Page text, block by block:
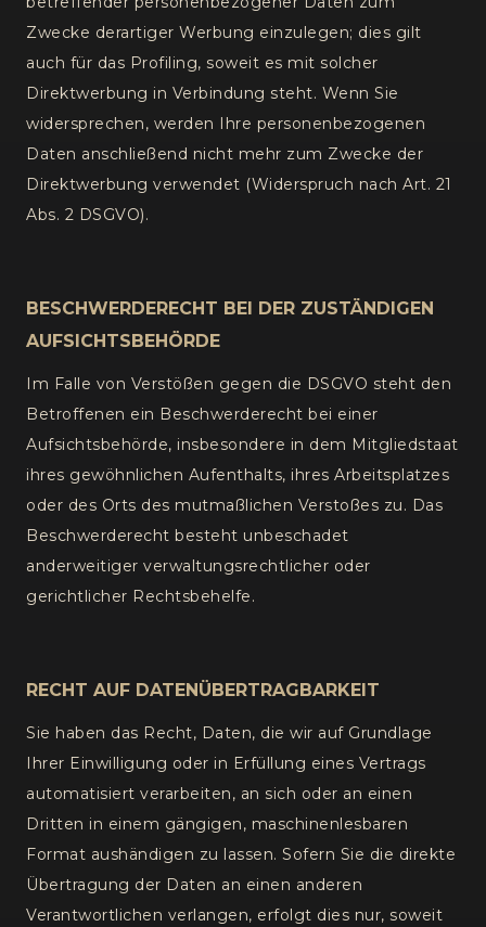
Zwecke derartiger Werbung einzulegen; dies gilt
auch für das Profiling, soweit es mit solcher
Direktwerbung in Verbindung steht. Wenn Sie
widersprechen, werden Ihre personenbezogenen
Daten anschließend nicht mehr zum Zwecke der
Direktwerbung verwendet (Widerspruch nach Art. 21
Abs. 2 DSGVO).
BESCHWERDERECHT BEI DER ZUSTÄNDIGEN
AUFSICHTSBEHÖRDE
Im Falle von Verstößen gegen die DSGVO steht den
Betroffenen ein Beschwerderecht bei einer
Aufsichtsbehörde, insbesondere in dem Mitgliedstaat
ihres gewöhnlichen Aufenthalts, ihres Arbeitsplatzes
oder des Orts des mutmaßlichen Verstoßes zu. Das
Beschwerderecht besteht unbeschadet
anderweitiger verwaltungsrechtlicher oder
gerichtlicher Rechtsbehelfe.
RECHT AUF DATENÜBERTRAGBARKEIT
Sie haben das Recht, Daten, die wir auf Grundlage
Ihrer Einwilligung oder in Erfüllung eines Vertrags
automatisiert verarbeiten, an sich oder an einen
Dritten in einem gängigen, maschinenlesbaren
Format aushändigen zu lassen. Sofern Sie die direkte
Übertragung der Daten an einen anderen
Verantwortlichen verlangen, erfolgt dies nur, soweit